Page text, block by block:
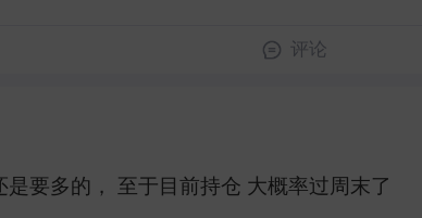
评论
要多的， 至于目前持仓 大概率过周末了